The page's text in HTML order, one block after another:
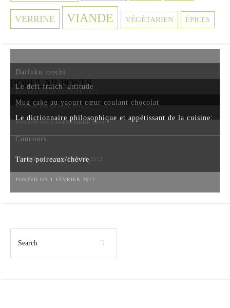
VERRINE VIANDE VÉGÉTARIEN ÉPICES
POPULAR POSTS
Daifuku mochi
Le defi fraîch’ attitude
POSTED ON 18 MAI 2012
Mug cake au yaourt cœur coulant chocolat
POSTED ON 5 SEPTEMBRE 2013
Le dictionnaire philosophique et appétissant de la cuisine:
Concours
POSTED ON 6 NOVEMBRE 2012
Tarte poireaux/chèvre
POSTED ON 1 FÉVRIER 2012